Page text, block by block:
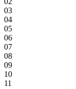
03
04
05
06
07
08
09
10
11